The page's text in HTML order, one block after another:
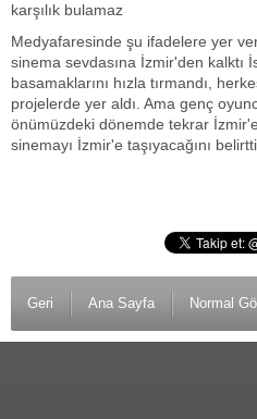
karşılık bulamaz
Medyafaresinde şu ifadelere yer
sinema sevdasına İzmir'den kalktı
basamaklarını hızla tırmandı,
projelerde yer aldı. Ama genç
önümüzdeki dönemde tekrar
sinemayı İzmir'e taşıyacağını belirtti.
Geri Ana Sayfa Normal